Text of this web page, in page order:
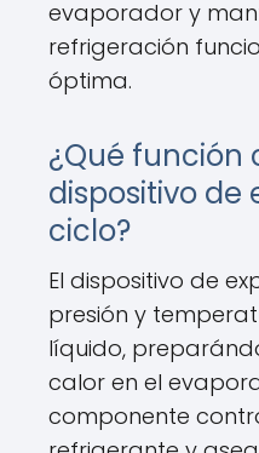
evaporador y
refrigeración
óptima.
¿Qué función
dispositivo de
ciclo?
El dispositivo de
presión y
líquido,
calor en el
componente